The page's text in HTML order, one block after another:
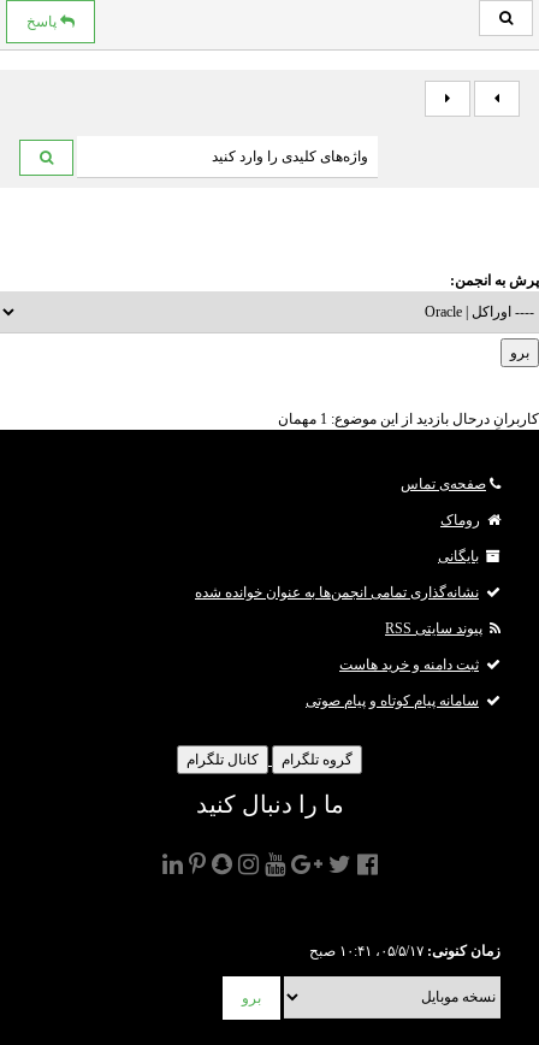
پاسخ
پرش به انجمن:
کاربرانِ درحال بازدید از این موضوع: 1 مهمان
صفحه‌ی تماس
روماک
بایگانی
نشانه‌گذاری تمامی انجمن‌ها به عنوان خوانده شده
پیوند سایتی RSS
ثبت دامنه و خرید هاست
سامانه پیام کوتاه و پیام صوتی
گروه تلگرام کانال تلگرام
ما را دنبال کنید
زمان کنونی: ۰۵/۵/۱۷، ۱۰:۴۱ صبح
برو